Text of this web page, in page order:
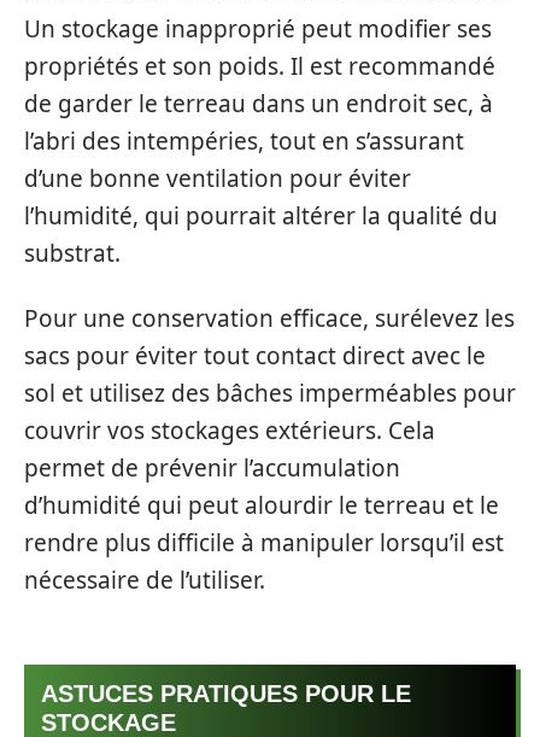
Un stockage inapproprié peut modifier ses
propriétés et son poids. Il est recommandé
de garder le terreau dans un endroit sec, à
l’abri des intempéries, tout en s’assurant
d’une bonne ventilation pour éviter
l’humidité, qui pourrait altérer la qualité du
substrat.
Pour une conservation efficace, surélevez les
sacs pour éviter tout contact direct avec le
sol et utilisez des bâches imperméables pour
couvrir vos stockages extérieurs. Cela
permet de prévenir l’accumulation
d’humidité qui peut alourdir le terreau et le
rendre plus difficile à manipuler lorsqu’il est
nécessaire de l’utiliser.
ASTUCES PRATIQUES POUR LE
STOCKAGE